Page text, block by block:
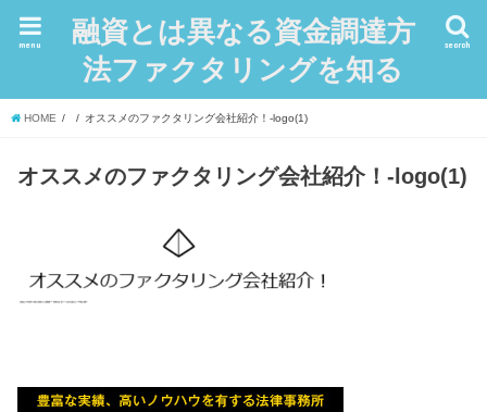
融資とは異なる資金調達方
法ファクタリングを知る
search
menu
HOME オススメのファクタリング会社紹介！-logo(1)
オススメのファクタリング会社紹介！-logo(1)